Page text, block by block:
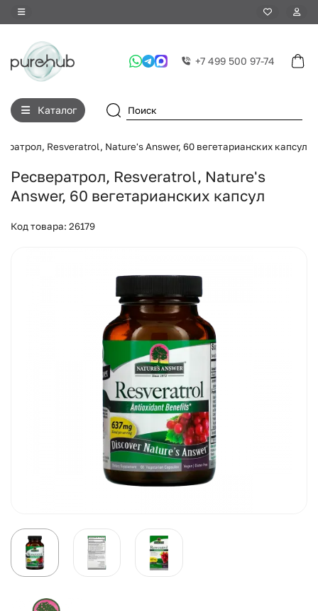
+7 499 500 97-74
Каталог
Resveratrol, Nature's Answer, 60 вегетарианских капсул
Ресвератрол, Resveratrol, Nature's
Answer, 60 вегетарианских капсул
Код товара: 26179